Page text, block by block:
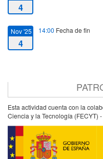
4
Nov '25
4
14:00 Fecha de fin
Esta actividad cuenta con la
Ciencia y la Tecnología (FECYT)